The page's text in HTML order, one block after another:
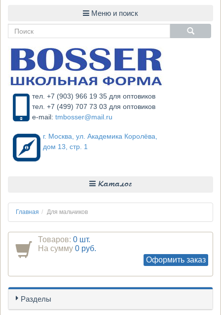
тел. +7 (903) 966 19 35 для оптовиков
тел. +7 (499) 707 73 03 для оптовиков
e-mail: tmbosser@mail.ru
г. Москва, ул. Академика Королёва,
дом 13, стр. 1
Каталог
Главная Для мальчиков
Товаров: 0 шт.
На сумму 0 руб.
Оформить заказ
Разделы